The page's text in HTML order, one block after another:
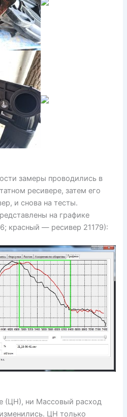
замеры проводились в
ресивере, затем его
и снова на тесты.
на графике
красный — ресивер 21179):
(ЦН), ни Массовый расход
ЦН только